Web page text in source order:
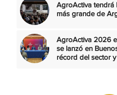
AgroActiva tendrá
más grande de
AgroActiva 2026
se lanzó en
récord del sector